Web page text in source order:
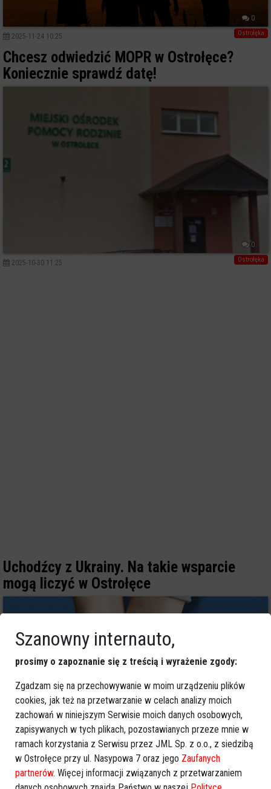
0
Ostrołęka
2025-11-24 10:25
Chcesz odwiedzić MOPR w Ostrołęce?
Koniecznie sprawdź datę!
0
Ostrołęka
2025-10-30 11:25
Uchodźcy z Ukrainy. Na takie wsparcie
mogą liczyć w Ostrołęce
Ostrołęka
2025-06-21 07:12
Szanowny internauto,
prosimy o zapoznanie się z treścią i wyrażenie zgody:
Zgadzam się na przechowywanie w moim urządzeniu plików
cookies, jak też na przetwarzanie w celach analizy moich
zachowań w niniejszym Serwisie moich danych osobowych,
zapisywanych w tych plikach, pozostawianych przeze mnie w
ramach korzystania z Serwisu przez JML Sp. z o.o., z siedzibą
w Ostrołęce przy ul. Nasypowa 7 oraz jego Zaufanych
partnerów. Więcej informacji związanych z przetwarzaniem